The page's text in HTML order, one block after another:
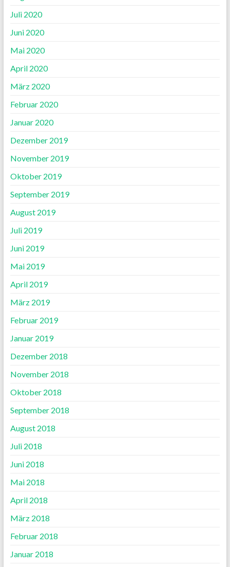
Juli 2020
Juni 2020
Mai 2020
April 2020
März 2020
Februar 2020
Januar 2020
Dezember 2019
November 2019
Oktober 2019
September 2019
August 2019
Juli 2019
Juni 2019
Mai 2019
April 2019
März 2019
Februar 2019
Januar 2019
Dezember 2018
November 2018
Oktober 2018
September 2018
August 2018
Juli 2018
Juni 2018
Mai 2018
April 2018
März 2018
Februar 2018
Januar 2018